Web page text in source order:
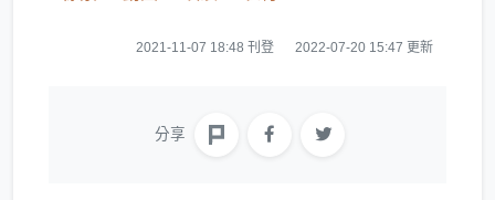
2021-11-07 18:48 刊登 2022-07-20 15:47 更新
分享